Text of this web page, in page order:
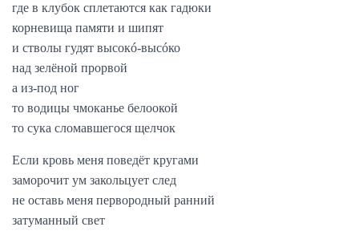
где в клубок сплетаются как гадюки
корневища памяти и шипят
и стволы гудят высокó-высóко
над зелёной прорвой
а из-под ног
то водицы чмоканье белоокой
то сука сломавшегося щелчок
Если кровь меня поведёт кругами
заморочит ум закольцует след
не оставь меня первородный ранний
затуманный свет